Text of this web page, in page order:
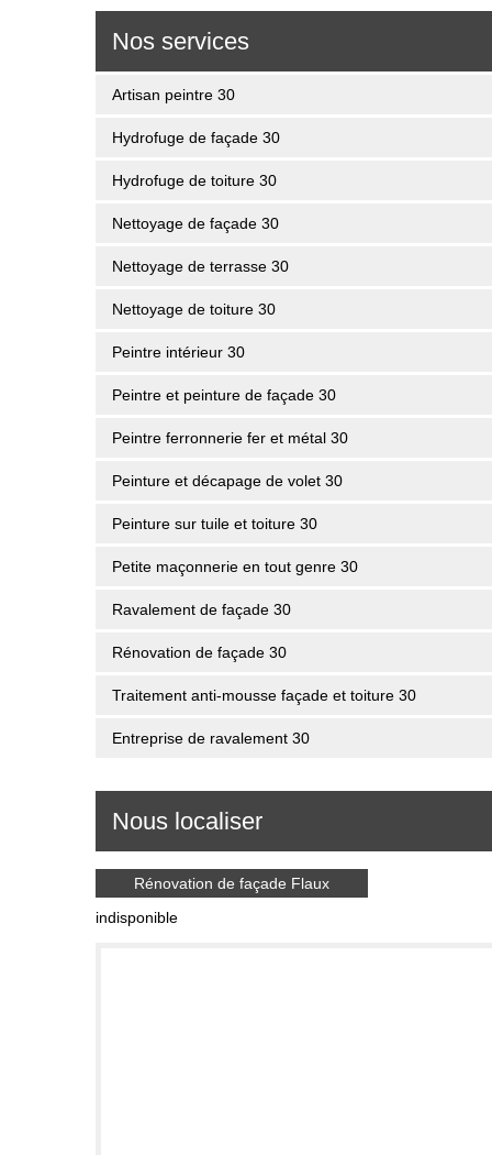
Nos services
Artisan peintre 30
Hydrofuge de façade 30
Hydrofuge de toiture 30
Nettoyage de façade 30
Nettoyage de terrasse 30
Nettoyage de toiture 30
Peintre intérieur 30
Peintre et peinture de façade 30
Peintre ferronnerie fer et métal 30
Peinture et décapage de volet 30
Peinture sur tuile et toiture 30
Petite maçonnerie en tout genre 30
Ravalement de façade 30
Rénovation de façade 30
Traitement anti-mousse façade et toiture 30
Entreprise de ravalement 30
Nous localiser
Rénovation de façade Flaux
indisponible